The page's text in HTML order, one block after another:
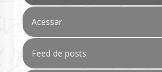
Acessar
Feed de posts